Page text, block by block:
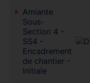
Amiante
Sous-
Section 4 -
SS4 -
Encadrement
de chantier -
Initiale